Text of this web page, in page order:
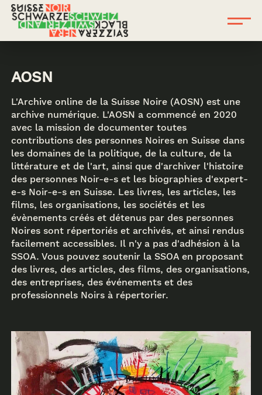
AOSN
L'Archive online de la Suisse Noire (AOSN) est une
archive numérique. L'AOSN a commencé en 2020
avec la mission de documenter toutes
contributions des personnes Noires en Suisse dans
les domaines de la politique, de la culture, de la
littérature et de l'art, ainsi que d'archiver l'histoire
des personnes Noir-e-s et les biographies d'expert-
e-s Noir-e-s en Suisse. Les livres, les articles, les
films, les organisations, les sociétés et les
évènements créés et détenus par des personnes
Noires sont répertoriés et archivés, et ainsi rendus
facilement accessibles. Il n'y a pas d'adhésion à la
SSOA. Vous pouvez soutenir la SSOA en proposant
des livres, des articles, des films, des organisations,
des entreprises, des événements et des
professionnels Noirs à répertorier.